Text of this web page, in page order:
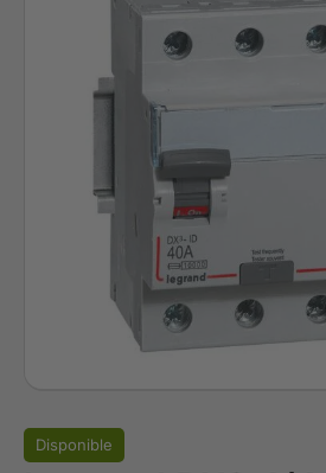
Disponible